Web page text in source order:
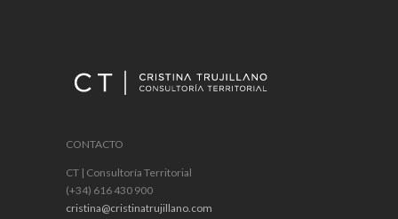
CONTACTO
CT | Consultoría Territorial
(+34) 616 430 900
cristina@cristinatrujillano.com